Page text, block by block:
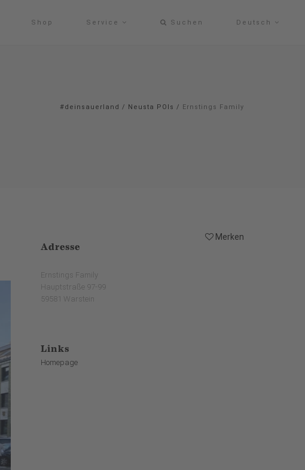
Shop Service Suchen Deutsch
#deinsauerland / Neusta POIs / Ernstings Family
Merken
Adresse
Ernstings Family
Hauptstraße 97-99
59581 Warstein
Links
Homepage